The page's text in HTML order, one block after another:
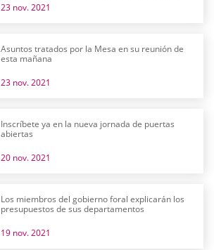
23 nov. 2021
Asuntos tratados por la Mesa en su reunión de
esta mañana
23 nov. 2021
Inscríbete ya en la nueva jornada de puertas
abiertas
20 nov. 2021
Los miembros del gobierno foral explicarán los
presupuestos de sus departamentos
19 nov. 2021